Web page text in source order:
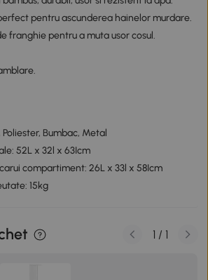
pentru ascunderea hainelor murdare.
franghie pentru a muta usor cosul.
Poliester, Bumbac, Metal
52L x 32l x 63Icm
compartiment: 26L x 33l x 58Icm
15kg
1 / 1